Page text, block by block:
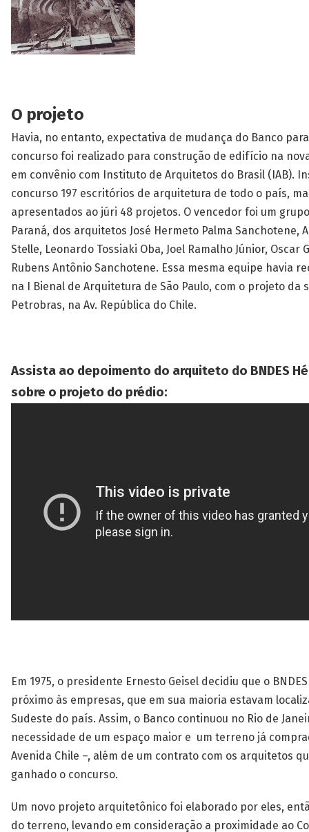
O projeto
Havia, no entanto, expectativa de mudança do Banco
concurso foi realizado para construção de edifício na
em convênio com Instituto de Arquitetos do Brasil (IAB).
concurso 197 escritórios de arquitetura de todo o país,
apresentados ao júri 48 projetos. O vencedor foi um
Paraná, dos arquitetos José Hermeto Palma Sanchotene,
Stelle, Leonardo Tossiaki Oba, Joel Ramalho Júnior, Oscar
Rubens Antônio Sanchotene. Essa mesma equipe havia
na I Bienal de Arquitetura de São Paulo, com o projeto da
Petrobras, na Av. República do Chile.
Assista ao depoimento do arquiteto do BNDES
sobre o projeto do prédio:
Em 1975, o presidente Ernesto Geisel decidiu que o
próximo às empresas, que em sua maioria estavam
Sudeste do país. Assim, o Banco continuou no Rio de
necessidade de um espaço maior e um terreno já
Avenida Chile –, além de um contrato com os arquitetos
ganhado o concurso.
Um novo projeto arquitetônico foi elaborado por eles,
do terreno, levando em consideração a proximidade ao